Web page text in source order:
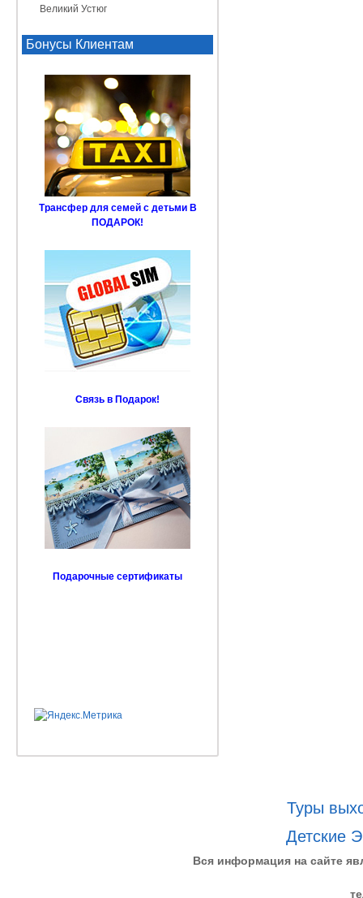
Великий Устюг
Бонусы Клиентам
Трансфер для семей с детьми В
ПОДАРОК!
Связь в Подарок!
Подарочные сертификаты
Туры
Детские
Вся информация на сайте